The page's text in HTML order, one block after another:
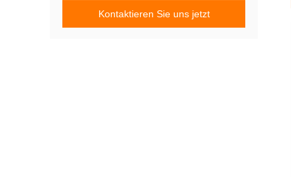
Kontaktieren Sie uns jetzt